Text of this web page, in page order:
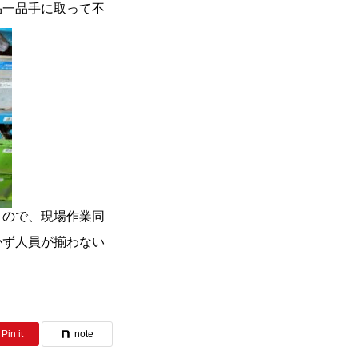
品手に取って不
で、現場作業同
人員が揃わない
Pin it note